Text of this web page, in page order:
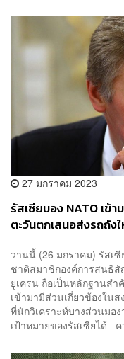
27 มกราคม 2023
รัสเซียมอง NATO เข้
ตะวันตกเสนอส่งรถถัง
วานนี้ (26 มกราคม) รัสเ
ชาติสมาชิกองค์การสนธิ
ยูเครน ถือเป็นหลักฐานส
เข้ามามีส่วนเกี่ยวข้องใน
ที่นักวิเคราะห์บางส่วนมอ
เป้าหมายของรัสเซียได้ ค